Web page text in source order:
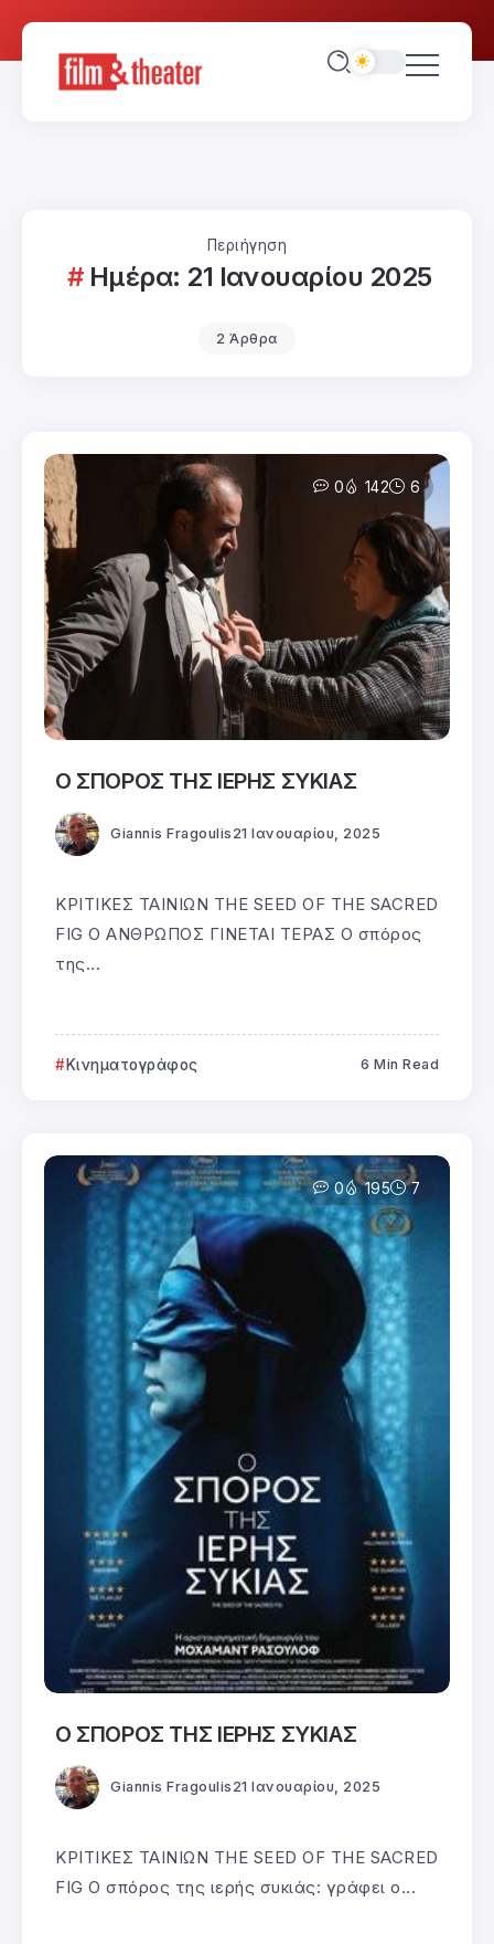
Περιήγηση
Ημέρα: 21 Ιανουαρίου 2025
2 Άρθρα
0 142 6
Ο ΣΠΟΡΟΣ ΤΗΣ ΙΕΡΗΣ ΣΥΚΙΑΣ
Giannis Fragoulis 21 Ιανουαρίου, 2025
ΚΡΙΤΙΚΕΣ ΤΑΙΝΙΩΝ THE SEED OF THE SACRED
FIG Ο ΑΝΘΡΩΠΟΣ ΓΙΝΕΤΑΙ ΤΕΡΑΣ Ο σπόρος
της...
Κινηματογράφος 6 Min Read
0 195 7
Ο ΣΠΟΡΟΣ ΤΗΣ ΙΕΡΗΣ ΣΥΚΙΑΣ
Giannis Fragoulis 21 Ιανουαρίου, 2025
ΚΡΙΤΙΚΕΣ ΤΑΙΝΙΩΝ THE SEED OF THE SACRED
FIG Ο σπόρος της ιερής συκιάς: γράφει ο...